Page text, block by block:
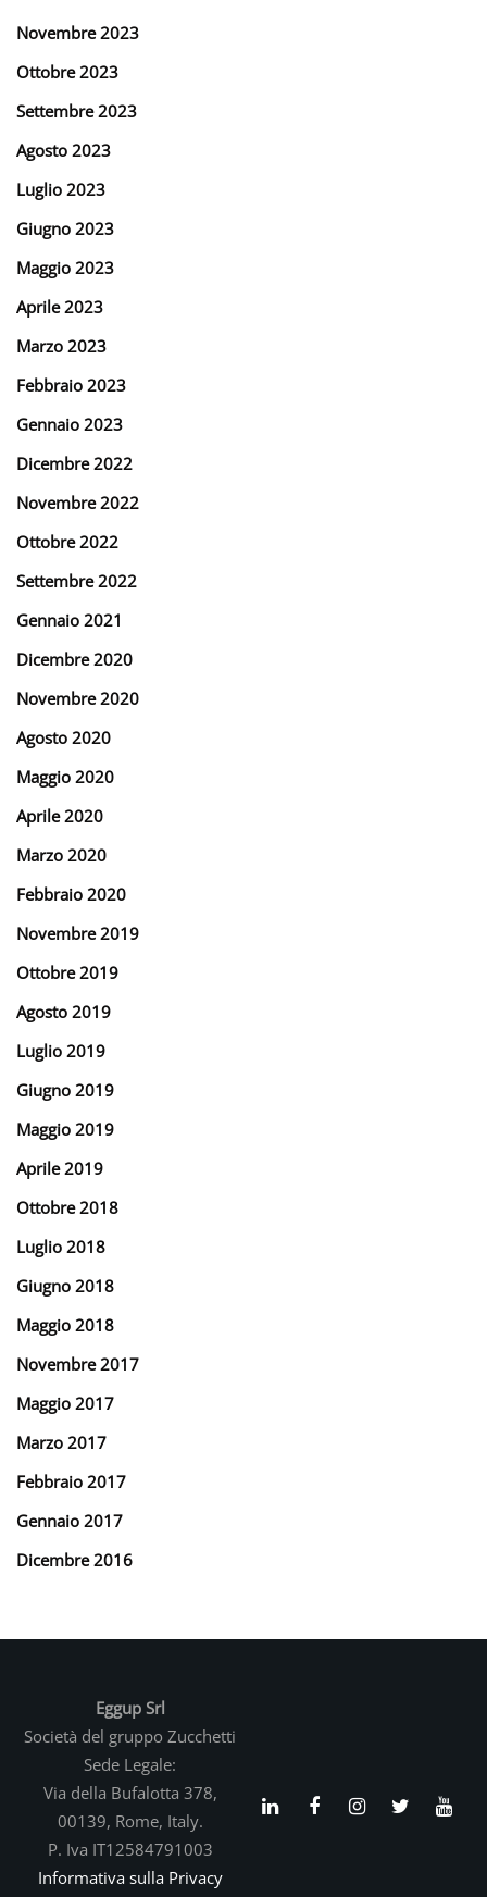
Novembre 2023
Ottobre 2023
Settembre 2023
Agosto 2023
Luglio 2023
Giugno 2023
Maggio 2023
Aprile 2023
Marzo 2023
Febbraio 2023
Gennaio 2023
Dicembre 2022
Novembre 2022
Ottobre 2022
Settembre 2022
Gennaio 2021
Dicembre 2020
Novembre 2020
Agosto 2020
Maggio 2020
Aprile 2020
Marzo 2020
Febbraio 2020
Novembre 2019
Ottobre 2019
Agosto 2019
Luglio 2019
Giugno 2019
Maggio 2019
Aprile 2019
Ottobre 2018
Luglio 2018
Giugno 2018
Maggio 2018
Novembre 2017
Maggio 2017
Marzo 2017
Febbraio 2017
Gennaio 2017
Dicembre 2016
Eggup Srl
Società del gruppo Zucchetti
Sede Legale:
Via della Bufalotta 378,
00139, Rome, Italy.
P. Iva IT12584791003
Informativa sulla Privacy